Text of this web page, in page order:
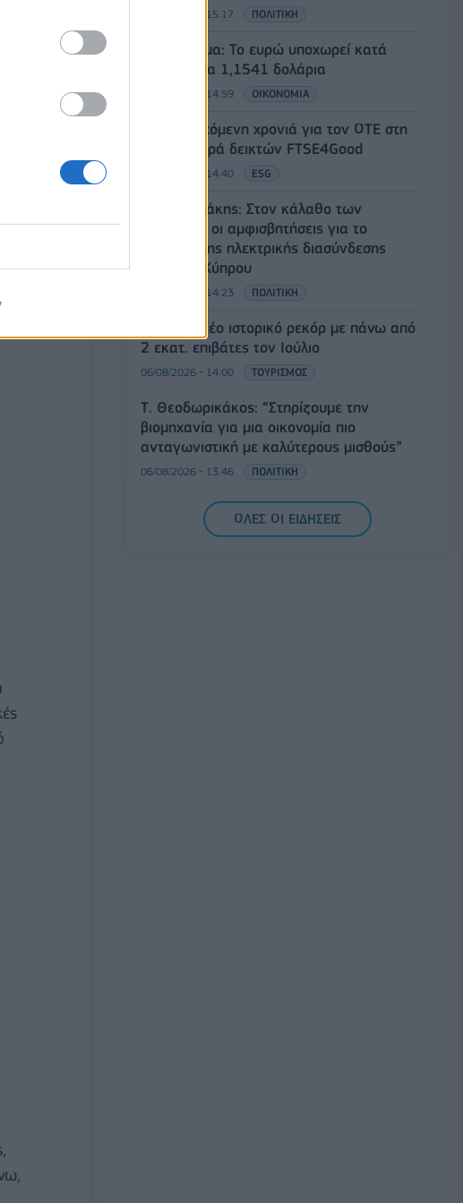
06/08/2026 - 15:17 ΠΟΛΙΤΙΚΗ
Συνάλλαγμα: Το ευρώ υποχωρεί κατά
0,11%, στα 1,1541 δολάρια
06/08/2026 - 14:59 ΟΙΚΟΝΟΜΙΑ
18η συνεχόμενη χρονιά για τον ΟΤΕ στη
διεθνή σειρά δεικτών FTSE4Good
06/08/2026 - 14:40 ESG
Κ. Χατζηδάκης: Στον κάλαθο των
αχρήστων οι αμφισβητήσεις για το
καλώδιο της ηλεκτρικής διασύνδεσης
Ελλάδας-Κύπρου
06/08/2026 - 14:23 ΠΟΛΙΤΙΚΗ
Aegean: Νέο ιστορικό ρεκόρ με πάνω από
2 εκατ. επιβάτες τον Ιούλιο
06/08/2026 - 14:00 ΤΟΥΡΙΣΜΟΣ
Τ. Θεοδωρικάκος: “Στηρίζουμε την
βιομηχανία για μια οικονομία πιο
ανταγωνιστική με καλύτερους μισθούς”
06/08/2026 - 13:46 ΠΟΛΙΤΙΚΗ
Χρηματιστήριο: Στις 2.628,25 μονάδες ο
Γενικός Δείκτης Τιμών, με άνοδο 0,17%
ΟΛΕΣ ΟΙ ΕΙΔΗΣΕΙΣ